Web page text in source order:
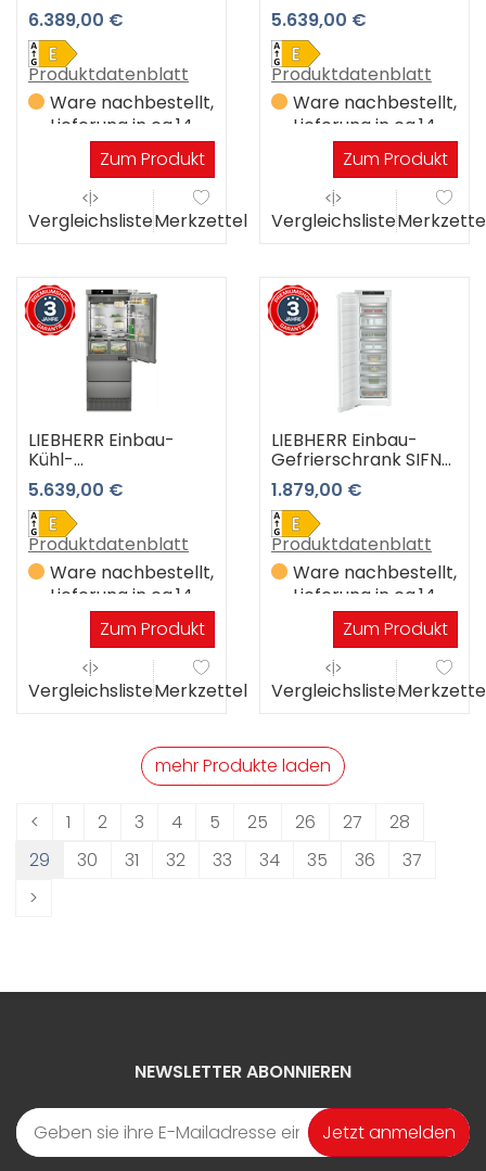
Gefrierkombination
ECBNe 8870-20 3
Jahre Premiumshop
Garantie
6.389,00 €
Produktdatenblatt
Ware nachbestellt,
Lieferung in ca.14
Werktagen
Zum Produkt
VergleichslisteMerkzettel
Gefrierkombination
ECBNe 7871-20.617 3
Jahre Premiumshop
Garantie
5.639,00 €
Produktdatenblatt
Ware nachbestellt,
Lieferung in ca.14
Werktagen
Zum Produkt
Vergleichsliste
LIEBHERR Einbau-
Kühl-
Gefrierkombination
ECBNe 7870-20 3
Jahre Premiumshop
Garantie
5.639,00 €
Produktdatenblatt
Ware nachbestellt,
Lieferung in ca.14
Werktagen
Zum Produkt
VergleichslisteMerkzettel
LIEBHERR Einbau-
Gefrierschrank SIFNe
5128-22 3 Jahre
Premiumshop
Garantie
1.879,00 €
Produktdatenblatt
Ware nachbestellt,
Lieferung in ca.14
Werktagen
Zum Produkt
Vergleichsliste
mehr Produkte laden
< 1 2 3 4 5 25 26 27
28
29
30 31 32 33 34 35 36
37
>
NEWSLETTER ABONNIEREN
Jetzt anmelden